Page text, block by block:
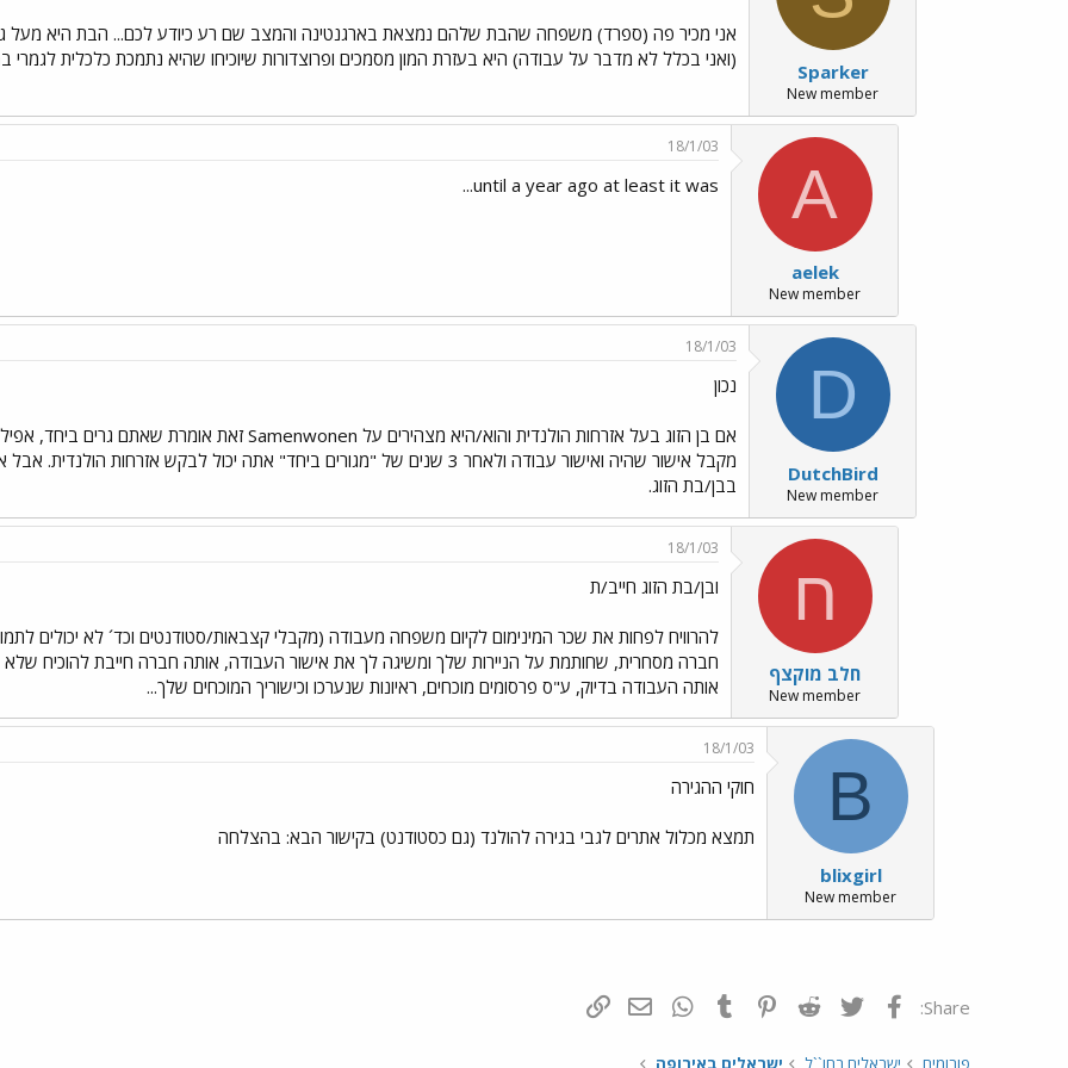
Sparker
New member
(ואני בכלל לא מדבר על עבודה) היא בעזרת המון מסמכים ופרוצדורות שיוכיחו שהיא נתמכת כלכלית לגמרי
A
aelek
New member
18/1/03
until a year ago at least it was...
D
DutchBird
New member
18/1/03
נכון
בבן/בת הזוג.
ח
חלב מוקצף
New member
18/1/03
ובן/בת הזוג חייב/ת
להרוויח לפחות את שכר המינימום לקיום משפחה מעבודה (מקבלי קצבאות/סטודנטים וכד´ לא יכולים
חברה מסחרית, שחותמת על הניירות שלך ומשיגה לך את אישור העבודה, אותה חברה חייבת להוכיח שלא
אותה העבודה בדיוק, ע"ס פרסומים מוכחים, ראיונות שנערכו וכישוריך המוכחים שלך...
B
blixgirl
New member
18/1/03
חוקי ההגירה
תמצא מכלול אתרים לגבי בגירה להולנד (גם כסטודנט) בקישור הבא: בהצלחה
Share: פייסבוק Twitter
Reddit
Pinterest
Tumblr
WhatsAppדואר אלקטרוני
פורומים ישראלים בחו``ל ישראלים באירופה